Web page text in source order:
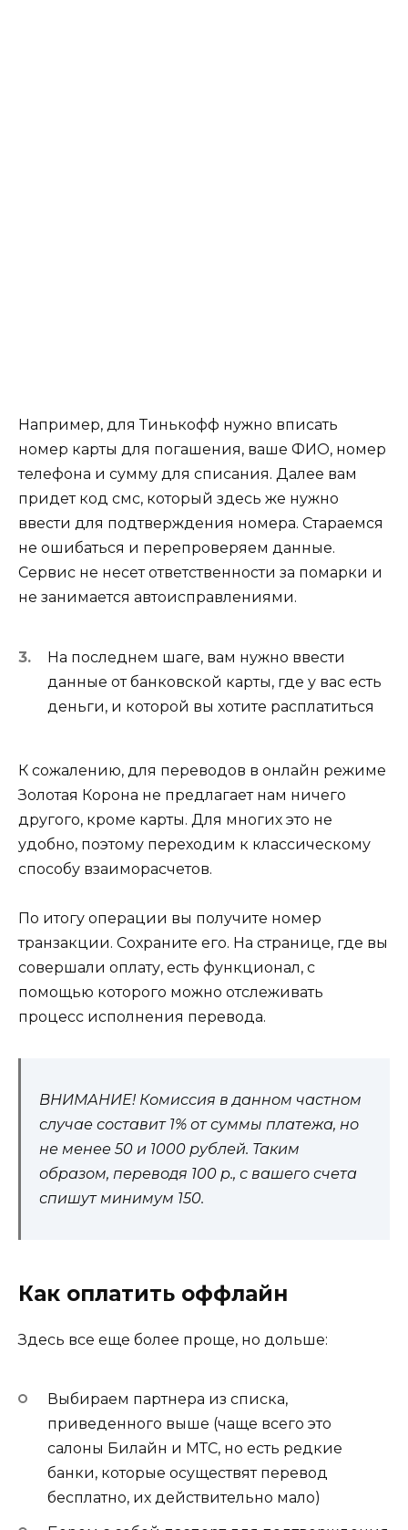
Например, для Тинькофф нужно вписать
номер карты для погашения, ваше ФИО, номер
телефона и сумму для списания. Далее вам
придет код смс, который здесь же нужно
ввести для подтверждения номера. Стараемся
не ошибаться и перепроверяем данные.
Сервис не несет ответственности за помарки и
не занимается автоисправлениями.
На последнем шаге, вам нужно ввести
данные от банковской карты, где у вас есть
деньги, и которой вы хотите расплатиться
К сожалению, для переводов в онлайн режиме
Золотая Корона не предлагает нам ничего
другого, кроме карты. Для многих это не
удобно, поэтому переходим к классическому
способу взаиморасчетов.
По итогу операции вы получите номер
транзакции. Сохраните его. На странице, где вы
совершали оплату, есть функционал, с
помощью которого можно отслеживать
процесс исполнения перевода.
ВНИМАНИЕ! Комиссия в данном частном
случае составит 1% от суммы платежа, но
не менее 50 и 1000 рублей. Таким
образом, переводя 100 р., с вашего счета
спишут минимум 150.
Как оплатить оффлайн
Здесь все еще более проще, но дольше:
Выбираем партнера из списка,
приведенного выше (чаще всего это
салоны Билайн и МТС, но есть редкие
банки, которые осуществят перевод
бесплатно, их действительно мало)